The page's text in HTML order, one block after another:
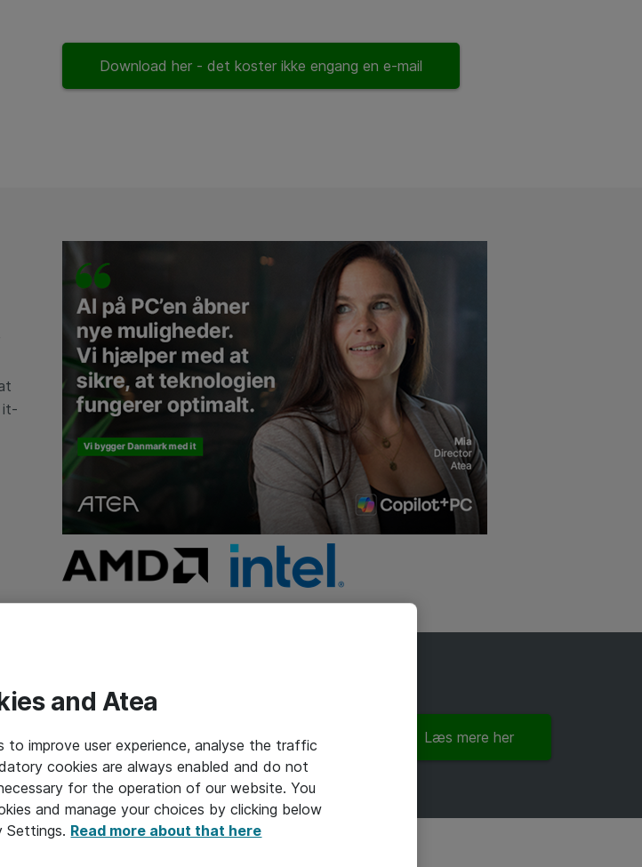
Download her - det koster ikke engang en e-mail
it-
Læs mere her
and Atea
improve user experience, analyse the traffic
cookies are always enabled and do not
for the operation of our website. You
and manage your choices by clicking below
Settings. Read more about that here